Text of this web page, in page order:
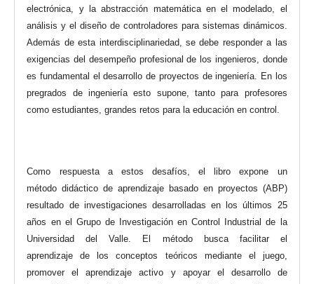
electrónica, y la abstracción matemática en el modelado, el
análisis y el diseño de controladores para sistemas dinámicos.
Además de esta interdisciplinariedad, se debe responder a las
exigencias del desempeño profesional de los ingenieros, donde
es fundamental el desarrollo de proyectos de ingeniería. En los
pregrados de ingeniería esto supone, tanto para profesores
como estudiantes, grandes retos para la educación en control.
Como respuesta a estos desafíos, el libro expone un
método didáctico de aprendizaje basado en proyectos (ABP)
resultado de investigaciones desarrolladas en los últimos 25
años en el Grupo de Investigación en Control Industrial de la
Universidad del Valle. El método busca facilitar el
aprendizaje de los conceptos teóricos mediante el juego,
promover el aprendizaje activo y apoyar el desarrollo de